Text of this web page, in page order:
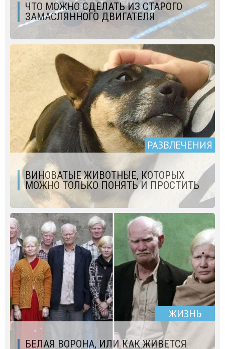
ЧТО МОЖНО СДЕЛАТЬ ИЗ СТАРОГО
ЗАМАСЛЯННОГО ДВИГАТЕЛЯ
РАЗВЛЕЧЕНИЯ
ВИНОВАТЫЕ ЖИВОТНЫЕ, КОТОРЫХ
МОЖНО ТОЛЬКО ПОНЯТЬ И ПРОСТИТЬ
ЖИЗНЬ
БЕЛАЯ ВОРОНА, ИЛИ КАК ЖИВЕТСЯ